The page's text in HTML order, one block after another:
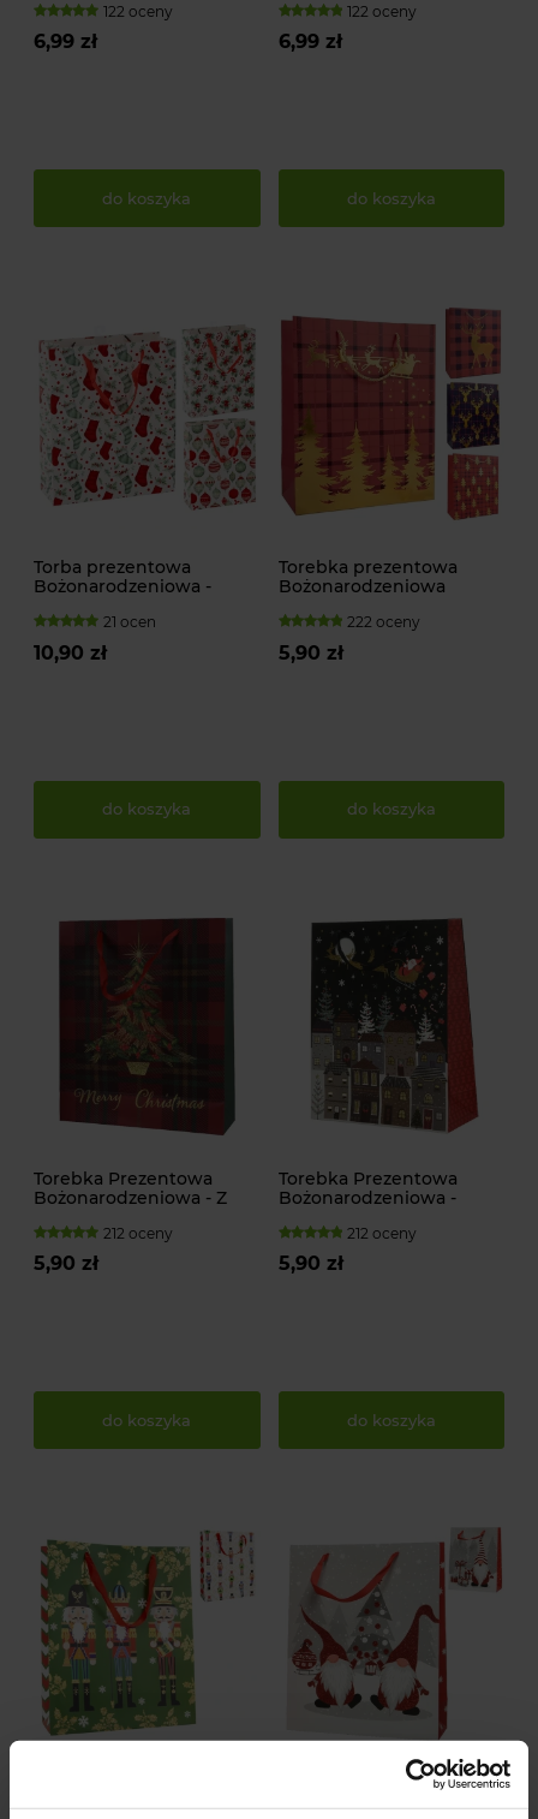
122 oceny
6,99 zł
do koszyka
122 oceny
6,99 zł
do koszyka
Torba prezentowa
Bożonarodzeniowa -
21 ocen
10,90 zł
do koszyka
Torebka prezentowa
Bożonarodzeniowa
222 oceny
5,90 zł
do koszyka
Torebka Prezentowa
Bożonarodzeniowa - Z
212 oceny
5,90 zł
do koszyka
Torebka Prezentowa
Bożonarodzeniowa -
212 oceny
5,90 zł
do koszyka
świąteczna - Dziadek do
Torebki na prezenty -
Gnomy 10x26x32 cm